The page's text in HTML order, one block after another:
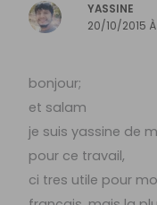
YASSINE
20/10/2015 À
bonjour;
et salam
je suis yassine de
pour ce travail,
ci tres utile pour